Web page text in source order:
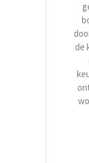
de